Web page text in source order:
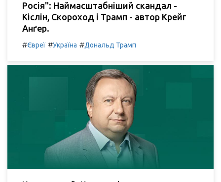
Росія": Наймасштабніший скандал -
Кіслін, Скороход і Трамп - автор Крейг
Анґер.
#Євреї #Україна #Дональд Трамп